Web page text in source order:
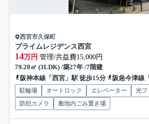
西宮市久保町
プライムレジデンス西宮
14万円 管理/共益費15,000円
79.20㎡ (3LDK) /築27年 /7階建
阪神本線「西宮」駅 徒歩15分
阪急今津線
駐輪場 オートロック エレベーター
光フ
防犯カメラ
敷地内ごみ置き場